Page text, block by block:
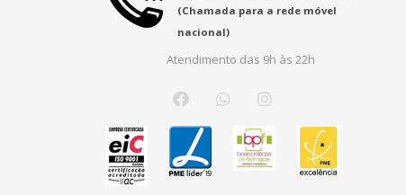
(Chamada para a rede móvel
nacional)
Atendimento das 9h às 22h